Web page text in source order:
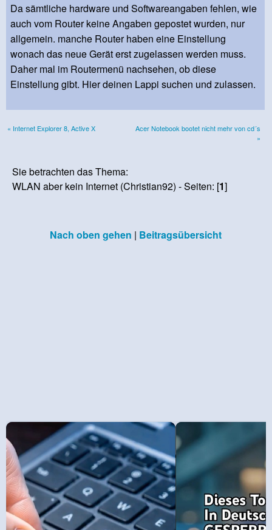
Da sämtliche hardware und Softwareangaben fehlen, wie
auch vom Router keine Angaben gepostet wurden, nur
allgemein. manche Router haben eine Einstellung
wonach das neue Gerät erst zugelassen werden muss.
Daher mal im Routermenü nachsehen, ob diese
Einstellung gibt. Hier deinen Lappi suchen und zulassen.
« Internet Explorer 8, Active X
Acer Notebook bootet nicht mehr von cd´s
»
Sie betrachten das Thema:
WLAN aber kein Internet (Christian92) - Seiten: [1]
Nach oben gehen | Beitragsübersicht